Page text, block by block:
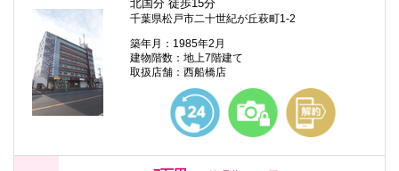
北国分 徒歩15分
千葉県松戸市二十世紀が丘萩町1-2
築年月：1985年2月
建物階数：地上7階建て
取扱店舗：西船橋店